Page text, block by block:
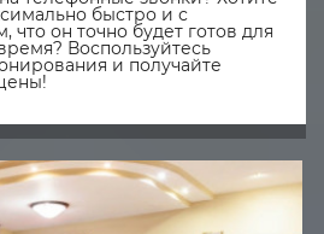
быстро и с
что он точно будет готов для
Воспользуйтесь
и получайте